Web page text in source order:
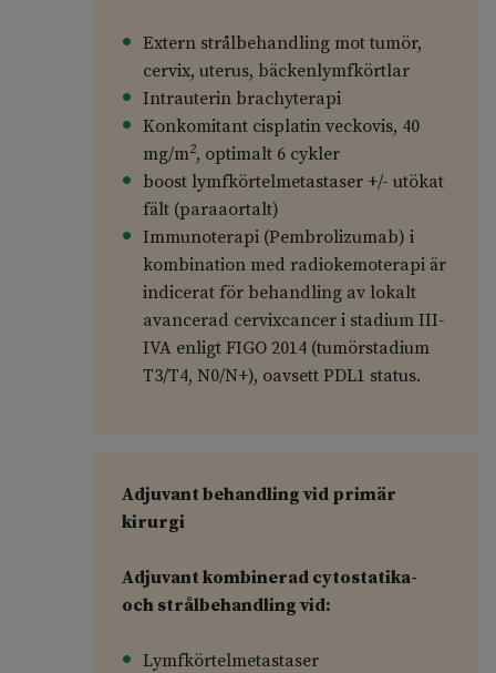
Extern strålbehandling mot tumör,
cervix, uterus, bäckenlymfkörtlar
Intrauterin brachyterapi
Konkomitant cisplatin veckovis, 40
mg/m2, optimalt 6 cykler
boost lymfkörtelmetastaser +/- utökat
fält (paraaortalt)
Immunoterapi (Pembrolizumab) i
kombination med radiokemoterapi är
indicerat för behandling av lokalt
avancerad cervixcancer i stadium III-
IVA enligt FIGO 2014 (tumörstadium
T3/T4, N0/N+), oavsett PDL1 status.
Adjuvant behandling vid primär
kirurgi
Adjuvant kombinerad cytostatika-
och strålbehandling vid:
Lymfkörtelmetastaser